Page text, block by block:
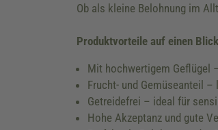
Ob als kleine Belohnung im
Produktvorteile auf einen
Mit hochwertigem Geflügel
Frucht- und Gemüseanteil
Getreidefrei – ideal für
Hohe Akzeptanz und gute